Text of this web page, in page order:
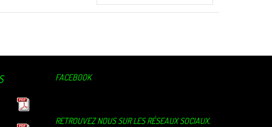
FACEBOOK
RETROUVEZ NOUS SUR LES RÉSEAUX SOCIAUX.